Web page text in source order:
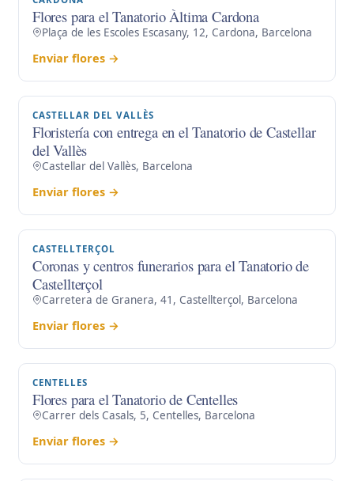
Flores para el Tanatorio Àltima Cardona
Plaça de les Escoles Escasany, 12, Cardona, Barcelona
Enviar flores →
CASTELLAR DEL VALLÈS
Floristería con entrega en el Tanatorio de Castellar
del Vallès
Castellar del Vallès, Barcelona
Enviar flores →
CASTELLTERÇOL
Coronas y centros funerarios para el Tanatorio de
Castellterçol
Carretera de Granera, 41, Castellterçol, Barcelona
Enviar flores →
CENTELLES
Flores para el Tanatorio de Centelles
Carrer dels Casals, 5, Centelles, Barcelona
Enviar flores →